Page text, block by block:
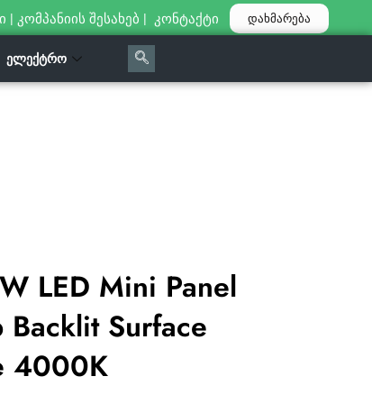
| კომპანიის შესახებ | კონტაქტი დახმარება
ᲔᲚᲔᲥᲢᲠᲝ
LED Mini Panel
Surface
4000K